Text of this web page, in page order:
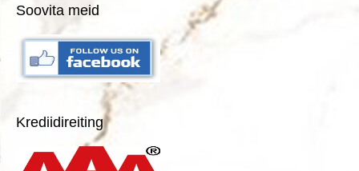
Soovita meid
Krediidireiting